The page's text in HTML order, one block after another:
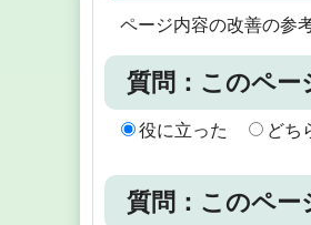
ページ内容の改善の参
質問：このペー
役に立った どち
質問：このペー